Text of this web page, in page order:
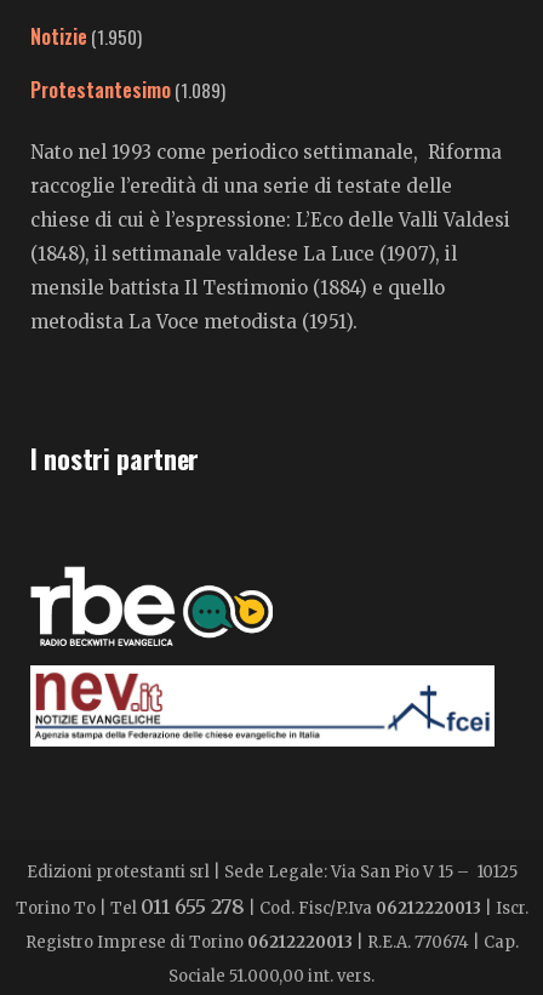
Notizie (1.950)
Protestantesimo(1.089)
Nato nel 1993 come periodico settimanale, Riforma
raccoglie l’eredità di una serie di testate delle
chiese di cui è l’espressione: L’Eco delle Valli Valdesi
(1848), il settimanale valdese La Luce (1907), il
mensile battista Il Testimonio (1884) e quello
metodista La Voce metodista (1951).
I nostri partner
Edizioni protestanti srl | Sede Legale: Via San Pio V 15 – 10125
Torino To | Tel 011 655 278 | Cod. Fisc/P.Iva 06212220013 | Iscr.
Registro Imprese di Torino 06212220013 | R.E.A. 770674 | Cap.
Sociale 51.000,00 int. vers.